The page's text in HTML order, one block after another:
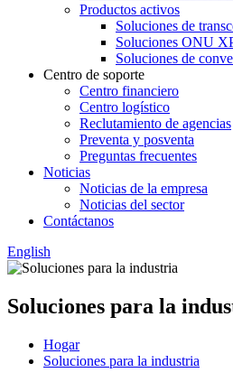
Productos activos
Soluciones de
Soluciones ONU
Soluciones de
Centro de soporte
Centro financiero
Centro logístico
Reclutamiento de agencias
Preventa y posventa
Preguntas frecuentes
Noticias
Noticias de la empresa
Noticias del sector
Contáctanos
English
Soluciones para la
Hogar
Soluciones para la industria